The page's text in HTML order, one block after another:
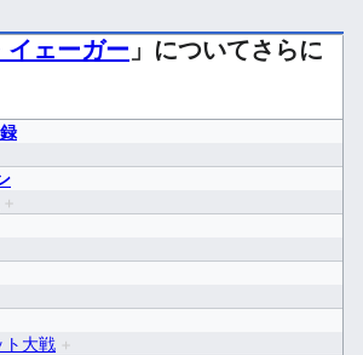
イェーガー 」についてさらに
+
ト大戦 +